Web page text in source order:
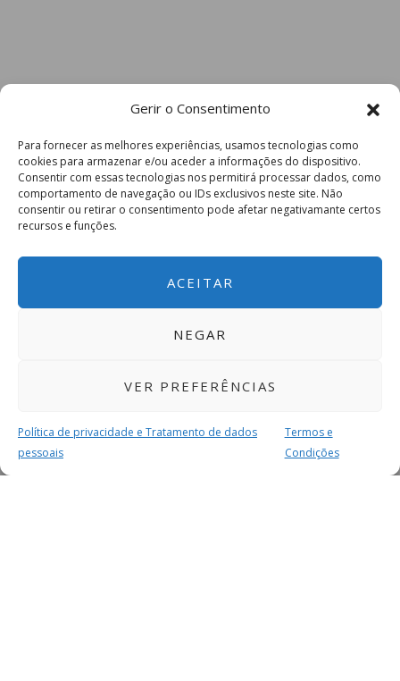
Gerir o Consentimento
Para fornecer as melhores experiências, usamos tecnologias como
cookies para armazenar e/ou aceder a informações do dispositivo.
Consentir com essas tecnologias nos permitirá processar dados, como
comportamento de navegação ou IDs exclusivos neste site. Não
consentir ou retirar o consentimento pode afetar negativamante certos
recursos e funções.
ACEITAR
NEGAR
VER PREFERÊNCIAS
Política de privacidade e Tratamento de dados
pessoais
Termos e
Condições